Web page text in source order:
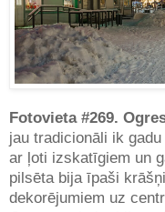
Fotovieta #269.
jau tradicionāli ik
ar ļoti izskatīgiem un
pilsēta bija īpaši
dekorējumiem uz